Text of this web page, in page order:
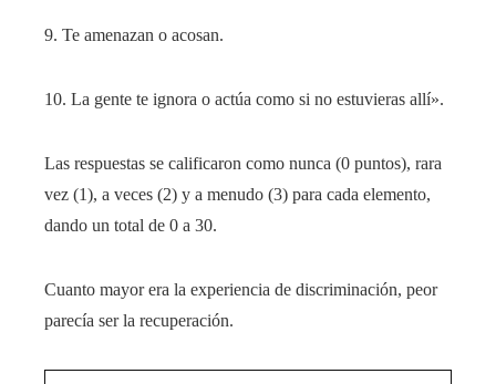
9. Te amenazan o acosan.
10. La gente te ignora o actúa como si no estuvieras allí».
Las respuestas se calificaron como nunca (0 puntos), rara
vez (1), a veces (2) y a menudo (3) para cada elemento,
dando un total de 0 a 30.
Cuanto mayor era la experiencia de discriminación, peor
parecía ser la recuperación.